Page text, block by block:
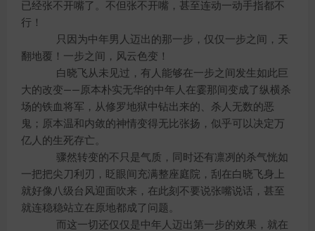
已经张不开嘴了。不但张不开嘴，甚至连动一动手指都不
行！
只因为中年男人迈出的那一步，仅仅一步之间，天
翻地覆！一步之间，风云色变！
白晓飞从未见过，有人能够在一步之间发生如此巨
大的改变——原本朴实无华的中年人在霎那间变成了纵横杀
场的铁血将军，从修罗地狱中钻出来的、杀人无数的恶
鬼；原本温和内敛的神情变得无比张扬，似乎可以决定万
亿人的生死存亡。
骤然转变的不只是气质，同时还有凛冽的杀气恍如
一把把尖刀利刃，眨眼间充满整座庭院，刮在白晓飞身上
就好像八级台风迎面吹来，在此刻不要说张嘴说话，甚至
就连稳稳站立在原地都成了问题。
而这一切还仅仅是中年人迈出第一步的效果，就在